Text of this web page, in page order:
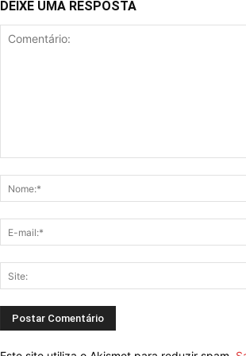
DEIXE UMA RESPOSTA